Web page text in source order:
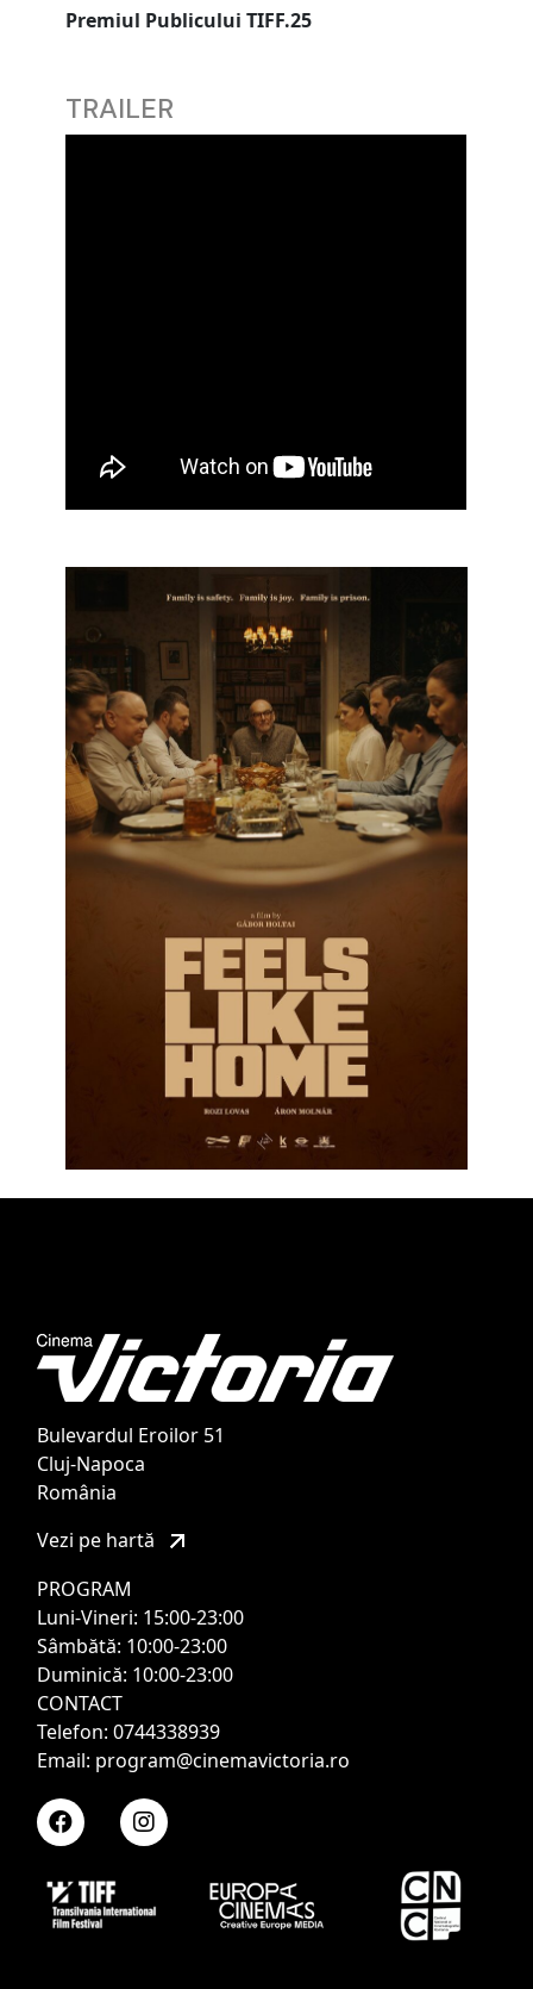
Premiul Publicului TIFF.25
TRAILER
Bulevardul Eroilor 51
Cluj-Napoca
România
Vezi pe hartă
PROGRAM
Luni-Vineri: 15:00-23:00
Sâmbătă: 10:00-23:00
Duminică: 10:00-23:00
CONTACT
Telefon: 0744338939
Email: program@cinemavictoria.ro